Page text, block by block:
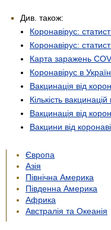
Див. також:
Коронавірус:
Коронавірус:
Карта заражень
Коронавірус в
Вакцинація від
Кількість
Вакцинація від
Вакцини від
Європа
Азія
Північна Америка
Південна Америка
Африка
Австралія та Океанія